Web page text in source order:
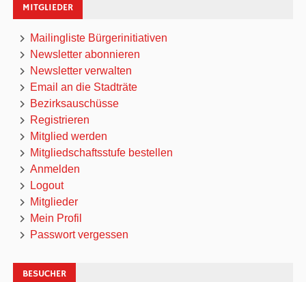
MITGLIEDER
Mailingliste Bürgerinitiativen
Newsletter abonnieren
Newsletter verwalten
Email an die Stadträte
Bezirksauschüsse
Registrieren
Mitglied werden
Mitgliedschaftsstufe bestellen
Anmelden
Logout
Mitglieder
Mein Profil
Passwort vergessen
BESUCHER